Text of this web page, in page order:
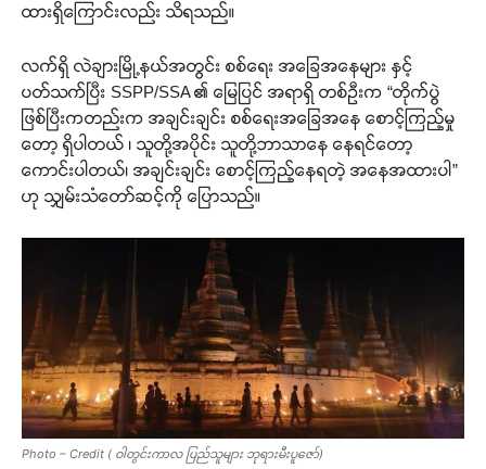
ထားရှိကြောင်းလည်း သိရသည်။
လက်ရှိ လဲချားမြို့နယ်အတွင်း စစ်ရေး အခြေအနေများ နှင့်
ပတ်သက်ပြီး SSPP/SSA ၏ မြေပြင် အရာရှိ တစ်ဉီးက “တိုက်ပွဲ
ဖြစ်ပြီးကတည်းက အချင်းချင်း စစ်ရေးအခြေအနေ စောင့်ကြည့်မှု
တော့ ရှိပါတယ် ၊ သူတို့အပိုင်း သူတို့ဘာသာနေ နေရင်တော့
ကောင်းပါတယ်၊ အချင်းချင်း စောင့်ကြည့်နေရတဲ့ အနေအထားပါ”
ဟု သျှမ်းသံတော်ဆင့်ကို ပြောသည်။
Photo – Credit ( ဝါတွင်းကာလ ပြည်သူများ ဘုရားမီးပူဇော်)